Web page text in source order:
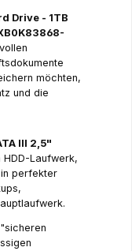
Drive - 1TB
möchten,
und die
III 2,5"
HDD-Laufwerk,
perfekter